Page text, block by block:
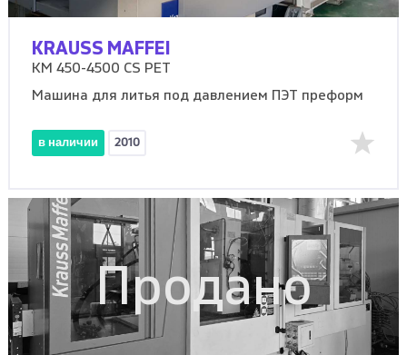
KRAUSS MAFFEI
KM 450-4500 CS PET
Машина для литья под давлением ПЭТ преформ
в наличии 2010
Продано